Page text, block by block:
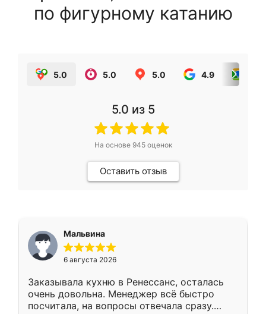
по фигурному катанию
5.0 5.0 5.0 4.9
5.0 из 5
На основе 945оценок
Оставить отзыв
Мальвина
6 августа 2026
Заказывала кухню в Ренессанс, осталась
очень довольна. Менеджер всё быстро
посчитала, на вопросы отвечала сразу.